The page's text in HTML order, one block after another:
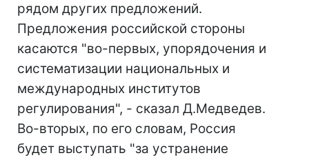
рядом других предложений.
Предложения российской стороны
касаются "во-первых, упорядочения и
систематизации национальных и
международных институтов
регулирования", - сказал Д.Медведев.
Во-вторых, по его словам, Россия
будет выступать "за устранение